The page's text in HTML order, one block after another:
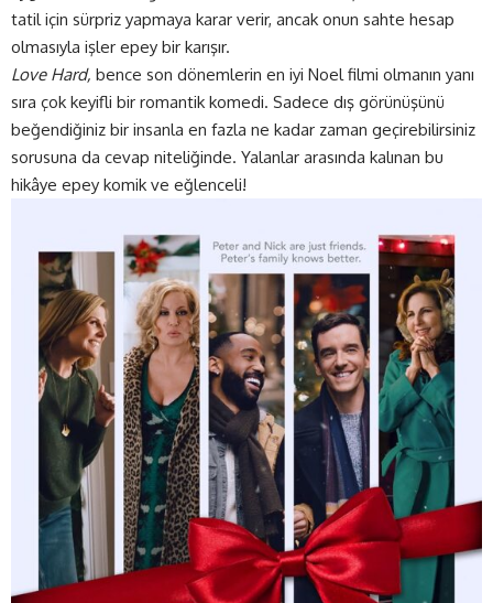
tatil için sürpriz yapmaya karar verir, ancak onun sahte hesap
olmasıyla işler epey bir karışır.
Love Hard, bence son dönemlerin en iyi Noel filmi olmanın yanı
sıra çok keyifli bir romantik komedi. Sadece dış görünüşünü
beğendiğiniz bir insanla en fazla ne kadar zaman geçirebilirsiniz
sorusuna da cevap niteliğinde. Yalanlar arasında kalınan bu
hikâye epey komik ve eğlenceli!